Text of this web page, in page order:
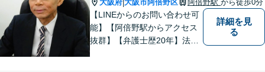
大阪府|大阪市阿倍野区 阿倍野駅 から徒歩0分
【LINEからのお問い合わせ可
能】【阿倍野駅からアクセス
抜群】【弁護士歴20年】法テ
詳細を見
る